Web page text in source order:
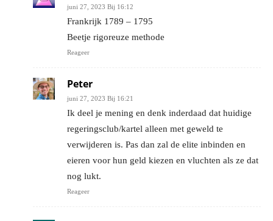
juni 27, 2023 Bij 16:12
Frankrijk 1789 – 1795
Beetje rigoreuze methode
Reageer
Peter
juni 27, 2023 Bij 16:21
Ik deel je mening en denk inderdaad dat huidige
regeringsclub/kartel alleen met geweld te
verwijderen is. Pas dan zal de elite inbinden en
eieren voor hun geld kiezen en vluchten als ze dat
nog lukt.
Reageer